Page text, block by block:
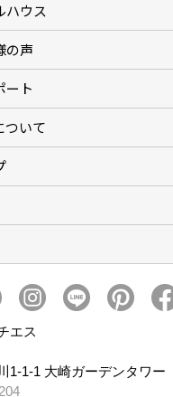
ハウス
の声
ート
ついて
ついて (5)
ォーム
エス
1-1-1 大崎ガーデンタワー